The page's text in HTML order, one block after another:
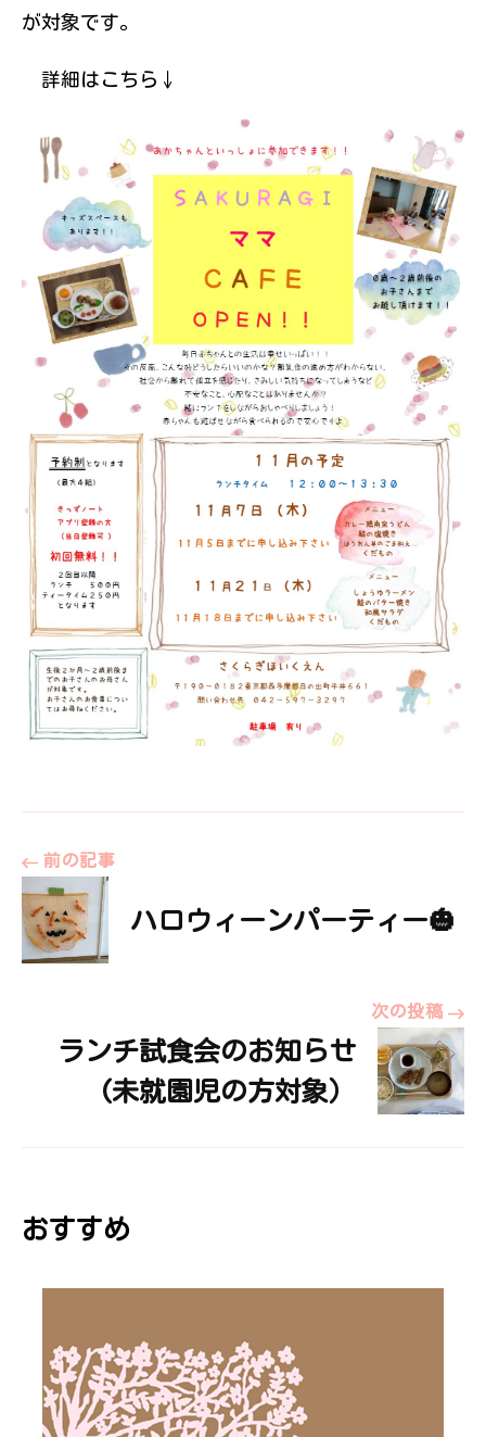
が対象です。
詳細はこちら↓
投
稿
ビ
ゲ
ー
シ
ョ
ン
前の記事
ハロウィーンパーティー🎃
次の投稿
ランチ試食会のお知らせ
(未就園児の方対象）
おすすめ